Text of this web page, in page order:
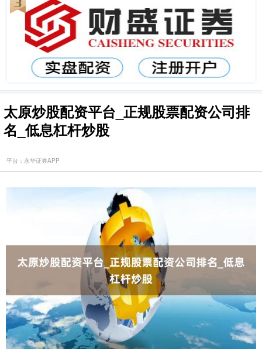
太原炒股配资平台_正规股票配资公司排
名_低息杠杆炒股
平台：永华证券APP